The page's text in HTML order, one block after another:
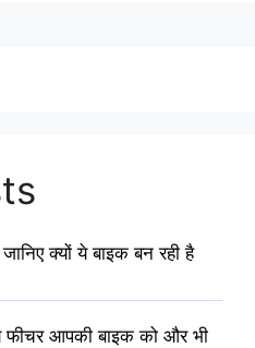
क्यों ये बाइक बन रही है
आपकी बाइक को और भी